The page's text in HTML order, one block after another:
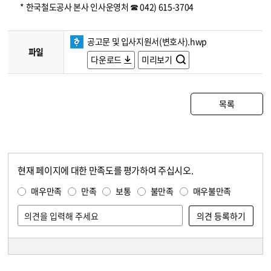
* 한국철도공사 본사 인사운영처 ☎ 042) 615-3704
파일
공고문 및 입사지원서(변호사).hwp
다운로드
미리보기
목록
현재 페이지에 대한 만족도를 평가하여 주십시오.
매우만족 만족 보통 불만족 매우불만족